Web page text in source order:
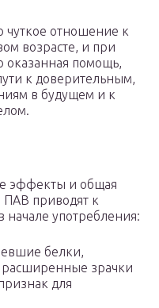
чуткое отношение к
возрасте, и при
оказанная помощь,
к доверительным,
в будущем и к
эффекты и общая
ПАВ приводят к
употребления:
белки,
расширенные зрачки
для